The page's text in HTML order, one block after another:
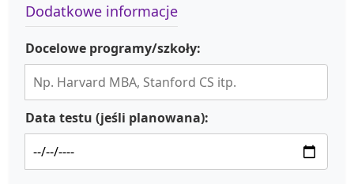
Dodatkowe informacje
Docelowe programy/szkoły:
Data testu (jeśli planowana):